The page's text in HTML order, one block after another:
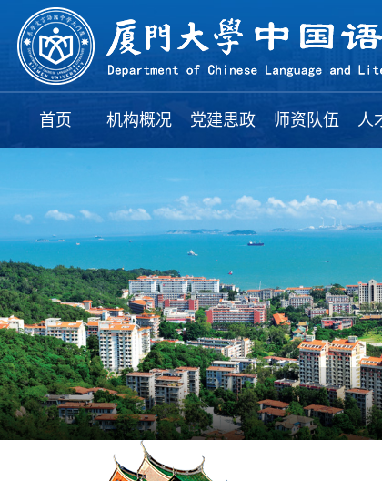
首页 机构概况 党建思政 师资队伍 人